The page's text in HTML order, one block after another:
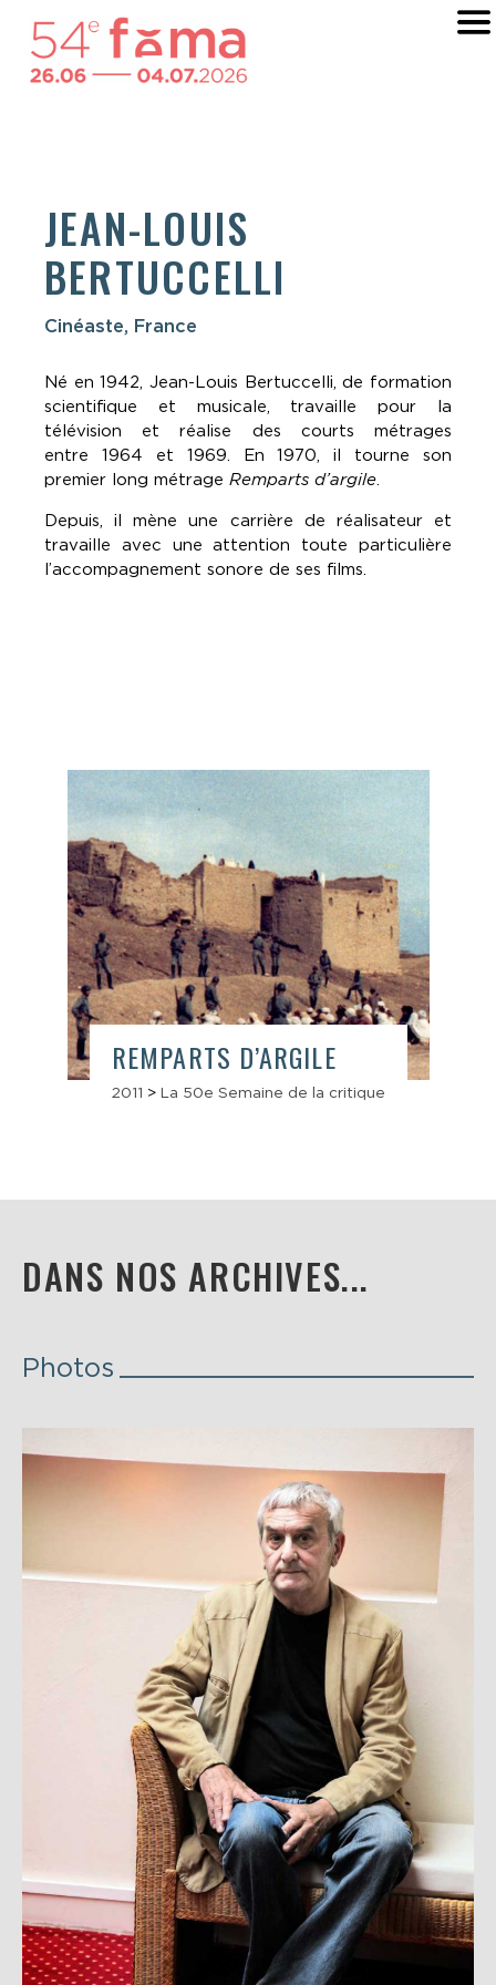
JEAN-LOUIS
BERTUCCELLI
Cinéaste, France
Né en 1942, Jean-Louis Bertuccelli, de formation
scientifique et musicale, travaille pour la
télévision et réalise des courts métrages
entre 1964 et 1969. En 1970, il tourne son
premier long métrage Remparts d’argile.
Depuis, il mène une carrière de réalisateur et
travaille avec une attention toute particulière
l’accompagnement sonore de ses films.
REMPARTS D’ARGILE
2011 > La 50e Semaine de la critique
DANS NOS ARCHIVES...
Photos